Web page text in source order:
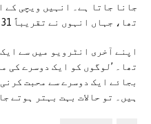
جانا جاتا ہے۔ انہیں ویچی کے
تھا، جہاں انہوں نے تقریباً 31 سال گزارے۔
اپنے آخری انٹرویو میں سے
تھا۔ ’لوگوں کو ایک دوسرے کی
بجائے ایک دوسرے سے محبت
ہیں۔ تو حالات بہت بہتر ہوتے